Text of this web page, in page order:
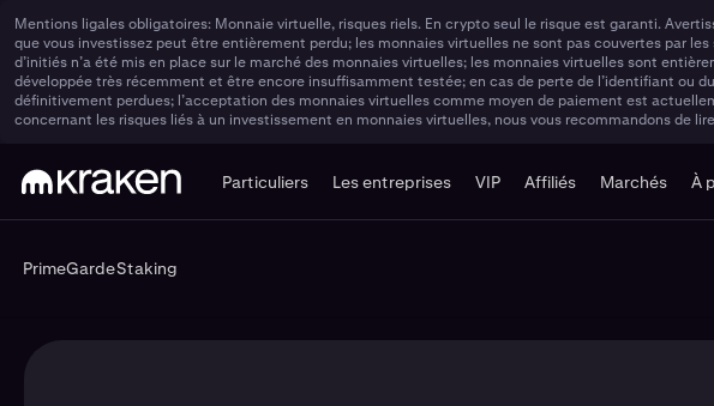
Mentions ligales obligatoires: Monnaie virtuelle, risques riels. En crypto seul le risque est garanti.
que vous investissez peut être entièrement perdu; les monnaies virtuelles ne sont pas couvertes par
d’initiés n’a été mis en place sur le marché des monnaies virtuelles; les monnaies virtuelles sont
développée très récemment et être encore insuffisamment testée; en cas de perte de l’identifiant ou
définitivement perdues; l’acceptation des monnaies virtuelles comme moyen de paiement est
concernant les risques liés à un investissement en monnaies virtuelles, nous vous recommandons de
Particuliers Les entreprises VIP Affiliés Marchés À
PrimeGardeStaking